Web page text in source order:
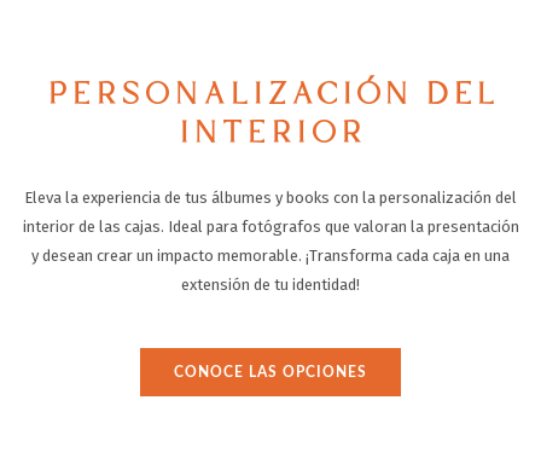
PERSONALIZACIÓN DEL
INTERIOR
Eleva la experiencia de tus álbumes y books con la personalización del
interior de las cajas. Ideal para fotógrafos que valoran la presentación
y desean crear un impacto memorable. ¡Transforma cada caja en una
extensión de tu identidad!
CONOCE LAS OPCIONES